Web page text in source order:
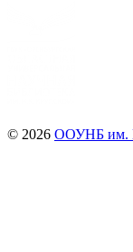
© 2026 ООУНБ им.